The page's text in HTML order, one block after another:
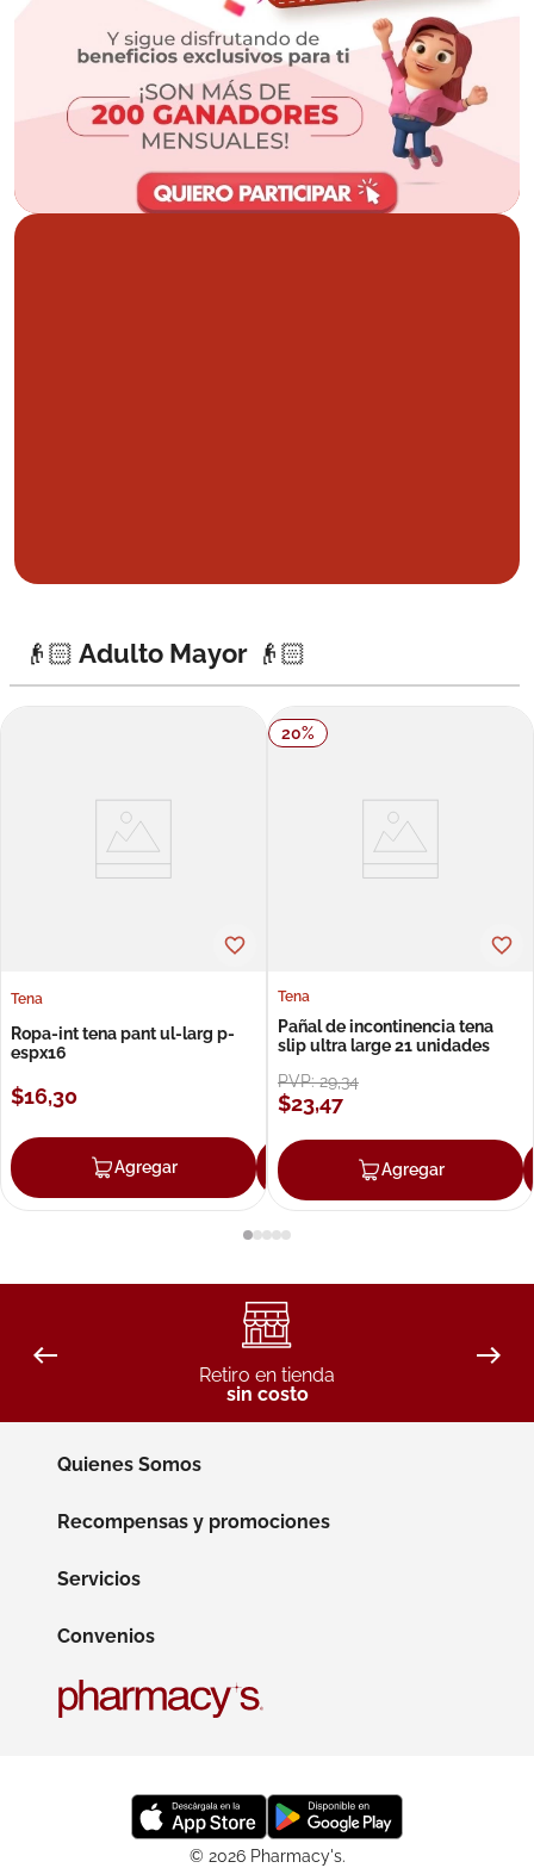
👴🏻 Adulto Mayor 👴🏻
Tena
Ropa-int tena pant ul-larg p-
espx16
$16,30
Agregar Agregar
20%
Tena
Pañal de incontinencia tena
slip ultra large 21 unidades
PVP:29,34
$23,47
Agregar
Retiro en tienda
sin costo
Quienes Somos
Recompensas y promociones
Servicios
Convenios
© 2026 Pharmacy's.